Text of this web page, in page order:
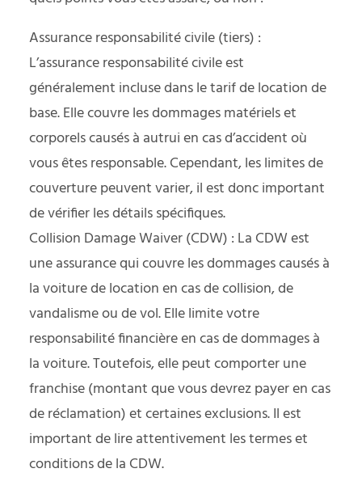
Assurance responsabilité civile (tiers) :
L’assurance responsabilité civile est
généralement incluse dans le tarif de location de
base. Elle couvre les dommages matériels et
corporels causés à autrui en cas d’accident où
vous êtes responsable. Cependant, les limites de
couverture peuvent varier, il est donc important
de vérifier les détails spécifiques.
Collision Damage Waiver (CDW) : La CDW est
une assurance qui couvre les dommages causés à
la voiture de location en cas de collision, de
vandalisme ou de vol. Elle limite votre
responsabilité financière en cas de dommages à
la voiture. Toutefois, elle peut comporter une
franchise (montant que vous devrez payer en cas
de réclamation) et certaines exclusions. Il est
important de lire attentivement les termes et
conditions de la CDW.